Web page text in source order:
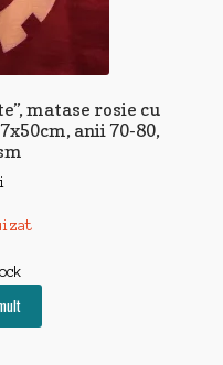
matase rosie cu
anii 70-80,